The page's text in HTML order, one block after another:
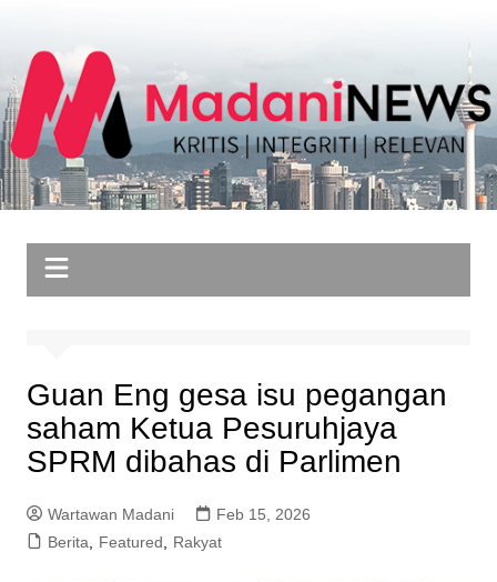
content
Guan Eng gesa isu pegangan
saham Ketua Pesuruhjaya
SPRM dibahas di Parlimen
Wartawan Madani
Feb 15, 2026
Berita, Featured, Rakyat